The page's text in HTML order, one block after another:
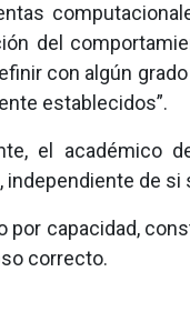
del
con algún
establecidos”.
el académico
independiente de
por capacidad,
correcto.